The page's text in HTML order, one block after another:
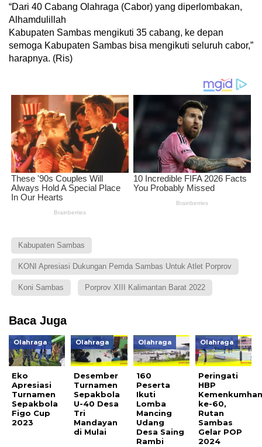
“Dari 40 Cabang Olahraga (Cabor) yang diperlombakan,
Alhamdulillah
Kabupaten Sambas mengikuti 35 cabang, ke depan
semoga Kabupaten Sambas bisa mengikuti seluruh cabor,”
harapnya. (Ris)
Kabupaten Sambas
KONI Apresiasi Dukungan Pemda Sambas Untuk Atlet Porprov
Koni Sambas Porprov XIII Kalimantan Barat 2022
Baca Juga
Olahraga
Eko
Apresiasi
Turnamen
Sepakbola
Figo Cup
2023
Olahraga
Desember
Turnamen
Sepakbola
U-40 Desa
Tri
Mandayan
di Mulai
Olahraga
160
Peserta
Ikuti
Lomba
Mancing
Udang
Desa Saing
Rambi
Olahraga
Peringati
HBP
ke-60,
Rutan
Sambas
Gelar POP
2024